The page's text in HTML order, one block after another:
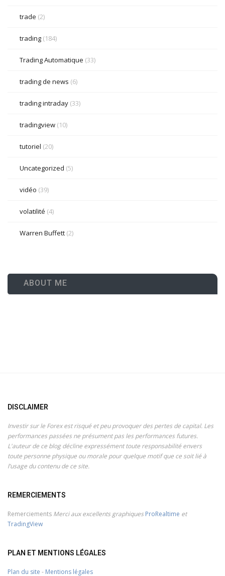
trade (2)
trading (184)
Trading Automatique (33)
trading de news (6)
trading intraday (33)
tradingview (10)
tutoriel (20)
Uncategorized (5)
vidéo (39)
volatilité (4)
Warren Buffett (2)
ABOUT ME
DISCLAIMER
Investir sur le Forex est risqué et peu provoquer des pertes de capital. Les
performances passées ne présument pas les performances futures.
L'auteur de ce blog décline expressément toute responsabilité envers
toute personne physique ou morale pour quelque motif que ce soit lié à
l’usage du contenu de ce site.
REMERCIEMENTS
Remerciements Merci aux excellents graphiques ProRealtime et
TradingView
PLAN ET MENTIONS LÉGALES
Plan du site - Mentions légales